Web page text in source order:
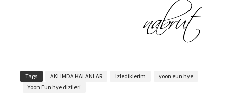
Tags AKLIMDA KALANLAR Izlediklerim
yoon eun hye
Yoon Eun hye dizileri